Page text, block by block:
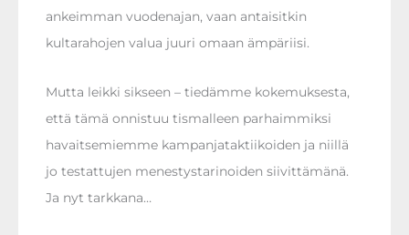
ankeimman vuodenajan, vaan antaisitkin
kultarahojen valua juuri omaan ämpäriisi.
Mutta leikki sikseen – tiedämme kokemuksesta,
että tämä onnistuu tismalleen parhaimmiksi
havaitsemiemme kampanjataktiikoiden ja niillä
jo testattujen menestystarinoiden siivittämänä.
Ja nyt tarkkana…